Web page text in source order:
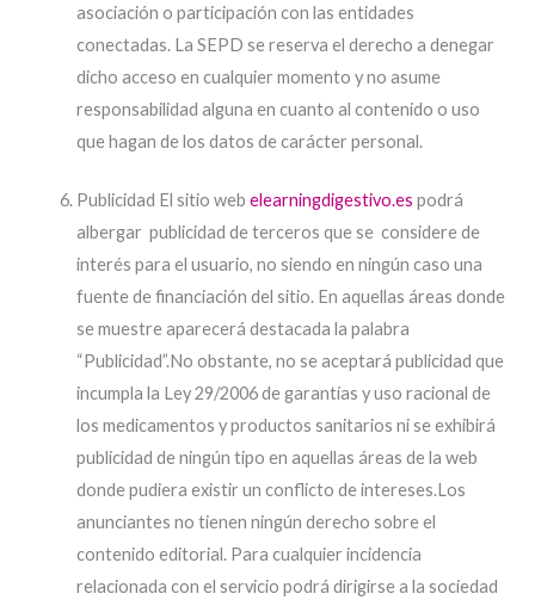
asociación o participación con las entidades
conectadas. La SEPD se reserva el derecho a denegar
dicho acceso en cualquier momento y no asume
responsabilidad alguna en cuanto al contenido o uso
que hagan de los datos de carácter personal.
Publicidad El sitio web elearningdigestivo.es podrá
albergar publicidad de terceros que se considere de
interés para el usuario, no siendo en ningún caso una
fuente de financiación del sitio. En aquellas áreas donde
se muestre aparecerá destacada la palabra
“Publicidad”.No obstante, no se aceptará publicidad que
incumpla la Ley 29/2006 de garantías y uso racional de
los medicamentos y productos sanitarios ni se exhibirá
publicidad de ningún tipo en aquellas áreas de la web
donde pudiera existir un conflicto de intereses.Los
anunciantes no tienen ningún derecho sobre el
contenido editorial. Para cualquier incidencia
relacionada con el servicio podrá dirigirse a la sociedad